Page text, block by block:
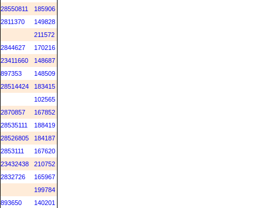
28550811
185906
2811370
149828
211572
2844627
170216
23411660
148687
897353
148509
28514424
183415
102565
2870857
167852
28535111
188419
28526805
184187
2853111
167620
23432438
210752
2832726
165967
199784
893650 140201